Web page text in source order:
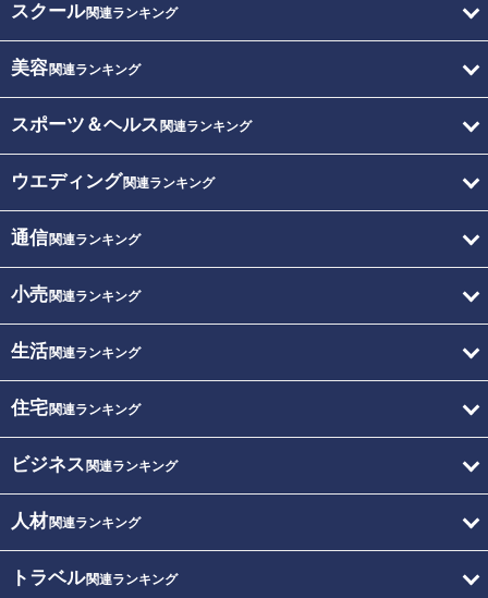
スクール関連ランキング
美容関連ランキング
スポーツ＆ヘルス 関連ランキング
ウエディング関連ランキング
通信関連ランキング
小売関連ランキング
生活関連ランキング
住宅関連ランキング
ビジネス 関連ランキング
人材関連ランキング
トラベル関連ランキング